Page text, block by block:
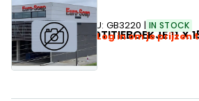
NOTITIEBOEKJE 11 X
SKU: GB3220 IN STOCK
Log in om je prijzen